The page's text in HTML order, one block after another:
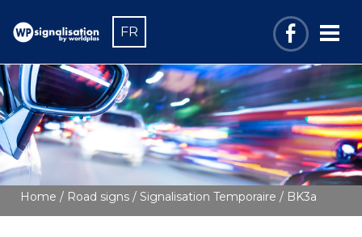
FR
Home / Road signs / Signalisation Temporaire / BK3a